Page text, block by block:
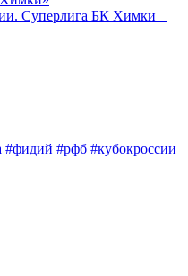
Суперлига БК Химки
#фидий #рфб #кубокроссии